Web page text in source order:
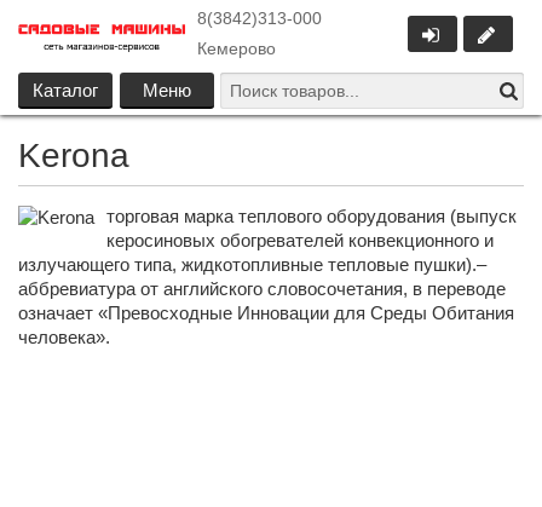
8(3842)313-000
Кемерово
Каталог Меню
Kerona
торговая марка теплового оборудования (выпуск
керосиновых обогревателей конвекционного и
излучающего типа, жидкотопливные тепловые пушки).–
аббревиатура от английского словосочетания, в переводе
означает «Превосходные Инновации для Среды Обитания
человека».